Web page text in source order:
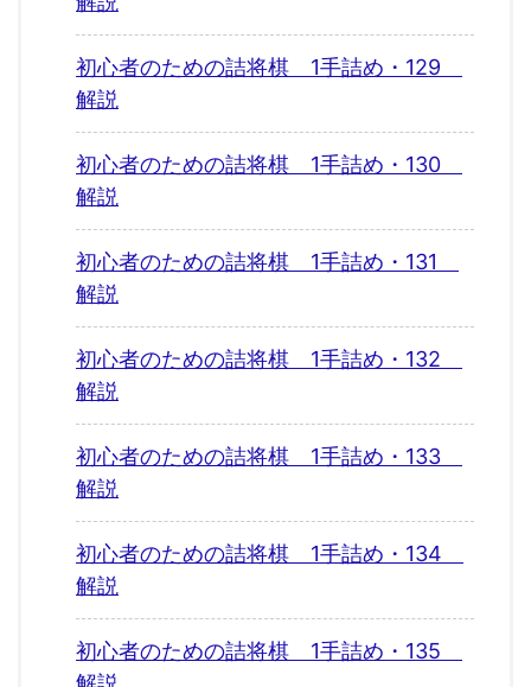
初心者のための詰将棋 1手詰め・129
解説
初心者のための詰将棋 1手詰め・130
解説
初心者のための詰将棋 1手詰め・131
解説
初心者のための詰将棋 1手詰め・132
解説
初心者のための詰将棋 1手詰め・133
解説
初心者のための詰将棋 1手詰め・134
解説
初心者のための詰将棋 1手詰め・135